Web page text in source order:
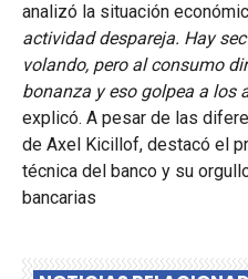
analizó la situación
actividad despareja. Hay
volando, pero al consumo
bonanza y eso golpea a los
explicó. A pesar de las
de Axel Kicillof, destacó el
técnica del banco y su
bancarias